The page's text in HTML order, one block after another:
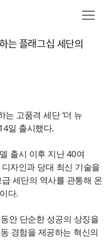
는 플래그십 세단의
고품격 세단 ‘더 뉴
일 출시했다.
출시 이후 지난 40여
자인과 당대 최신 기술을
세단의 역사를 관통해 온
다.
안 단순한 성공의 상징을
경험을 제공하는 혁신의